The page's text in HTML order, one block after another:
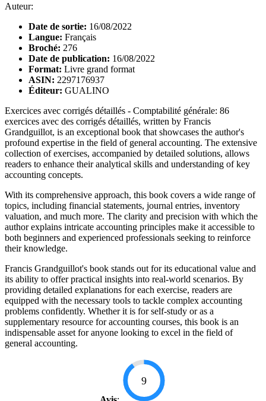
Auteur:
Date de sortie: 16/08/2022
Langue: Français
Broché: 276
Date de publication: 16/08/2022
Format: Livre grand format
ASIN: 2297176937
Éditeur: GUALINO
Exercices avec corrigés détaillés - Comptabilité générale: 86
exercices avec des corrigés détaillés, written by Francis
Grandguillot, is an exceptional book that showcases the author's
profound expertise in the field of general accounting. The extensive
collection of exercises, accompanied by detailed solutions, allows
readers to enhance their analytical skills and understanding of key
accounting concepts.
With its comprehensive approach, this book covers a wide range of
topics, including financial statements, journal entries, inventory
valuation, and much more. The clarity and precision with which the
author explains intricate accounting principles make it accessible to
both beginners and experienced professionals seeking to reinforce
their knowledge.
Francis Grandguillot's book stands out for its educational value and
its ability to offer practical insights into real-world scenarios. By
providing detailed explanations for each exercise, readers are
equipped with the necessary tools to tackle complex accounting
problems confidently. Whether it is for self-study or as a
supplementary resource for accounting courses, this book is an
indispensable asset for anyone looking to excel in the field of
general accounting.
9